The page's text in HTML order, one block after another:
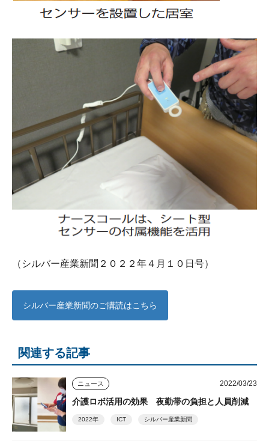
（シルバー産業新聞２０２２年４月１０日号）
シルバー産業新聞のご購読はこちら
関連する記事
ニュース 2022/03/23
介護ロボ活用の効果 夜勤帯の負担と人員削減
2022年 ICT シルバー産業新聞